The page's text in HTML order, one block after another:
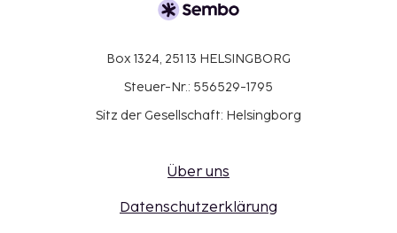
Box 1324, 251 13 HELSINGBORG
Steuer-Nr.: 556529-1795
Sitz der Gesellschaft: Helsingborg
Über uns
Datenschutzerklärung